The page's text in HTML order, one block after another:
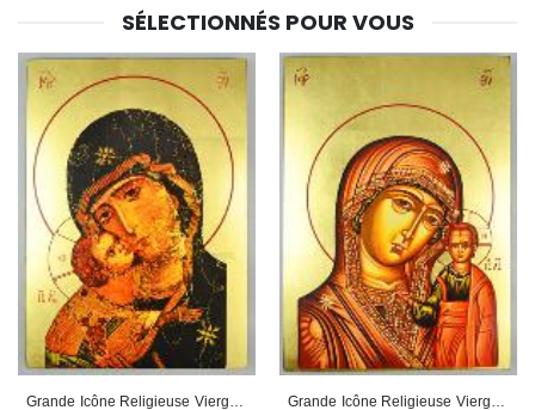
SÉLECTIONNÉS POUR VOUS